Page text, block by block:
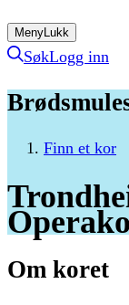
MenyLukk
SøkLogg inn
Finn et kor
Om koret